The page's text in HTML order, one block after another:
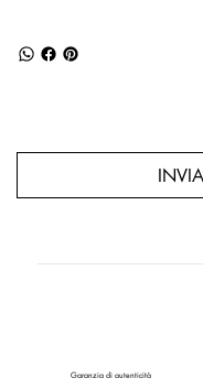
Garanzia di autenticità